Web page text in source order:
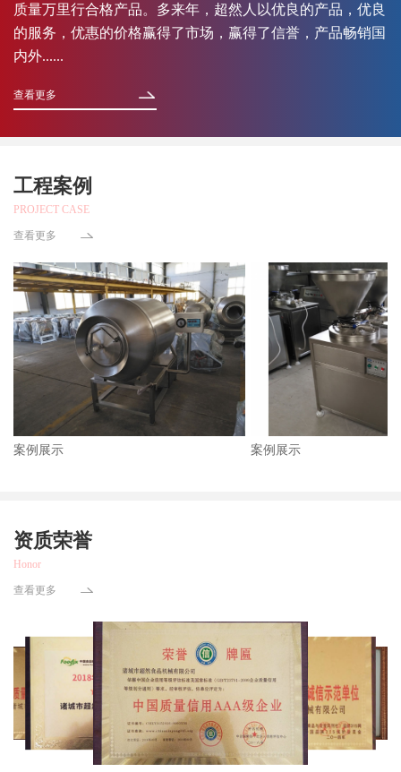
质量万里行合格产品。多来年，超然人以优良的产品，优良
的服务，优惠的价格赢得了市场，赢得了信誉，产品畅销国
内外......
查看更多
工程案例
PROJECT CASE
查看更多
案例展示 案例展示
资质荣誉
Honor
查看更多